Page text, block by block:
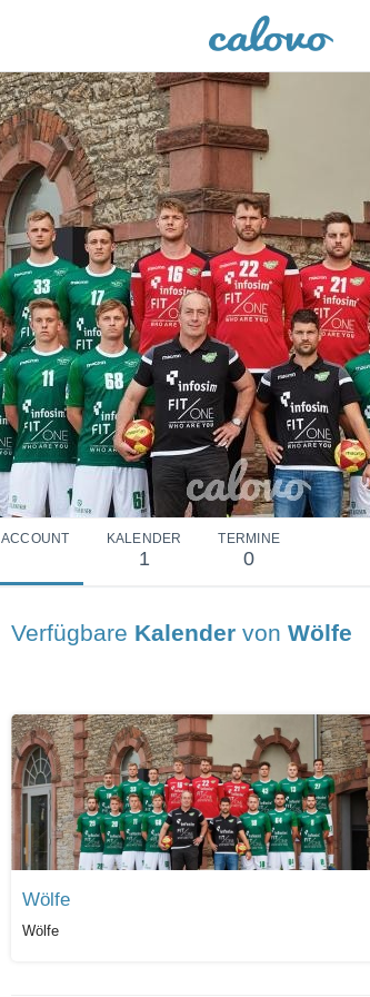
ACCOUNT KALENDER
1
TERMINE
0
Verfügbare Kalender von Wölfe
Wölfe
Wölfe